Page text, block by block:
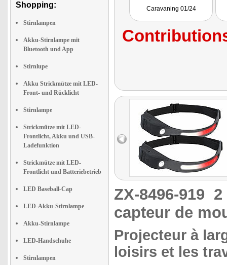
Shopping:
Stirnlampen
Akku-Stirnlampe mit
Bluetooth und App
Stirnlupe
Akku Strickmütze mit LED-
Front- und Rücklicht
Stirnlampe
Strickmütze mit LED-
Frontlicht, Akku und USB-
Ladefunktion
Strickmütze mit LED-
Frontlicht und Batteriebetrieb
LED Baseball-Cap
LED-Akku-Stirnlampe
Akku-Stirnlampe
LED-Handschuhe
Stirnlampen
Caravaning 01/24
ZX-8496-919 2
capteur de
Projecteur à
loisirs et les